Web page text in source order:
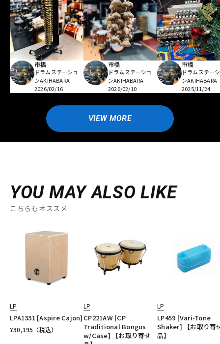
市橋
ドラムステーショ
ンAKIHABARA
2026/02/16
市橋
ドラムステーショ
ンAKIHABARA
2026/02/10
市橋
ドラムステー
ンAKIHABARA
2025/11/24
VIEW MORE
YOU MAY ALSO LIKE
こちらもオススメ
LP
LPA1331 [Aspire Cajon]
¥30,195 （税込）
LP
CP221AW [CP
Traditional Bongos
w/Case] 【お取り寄せ
LP
LP459 [Vari-Tone
Shaker] 【お取り寄
品】